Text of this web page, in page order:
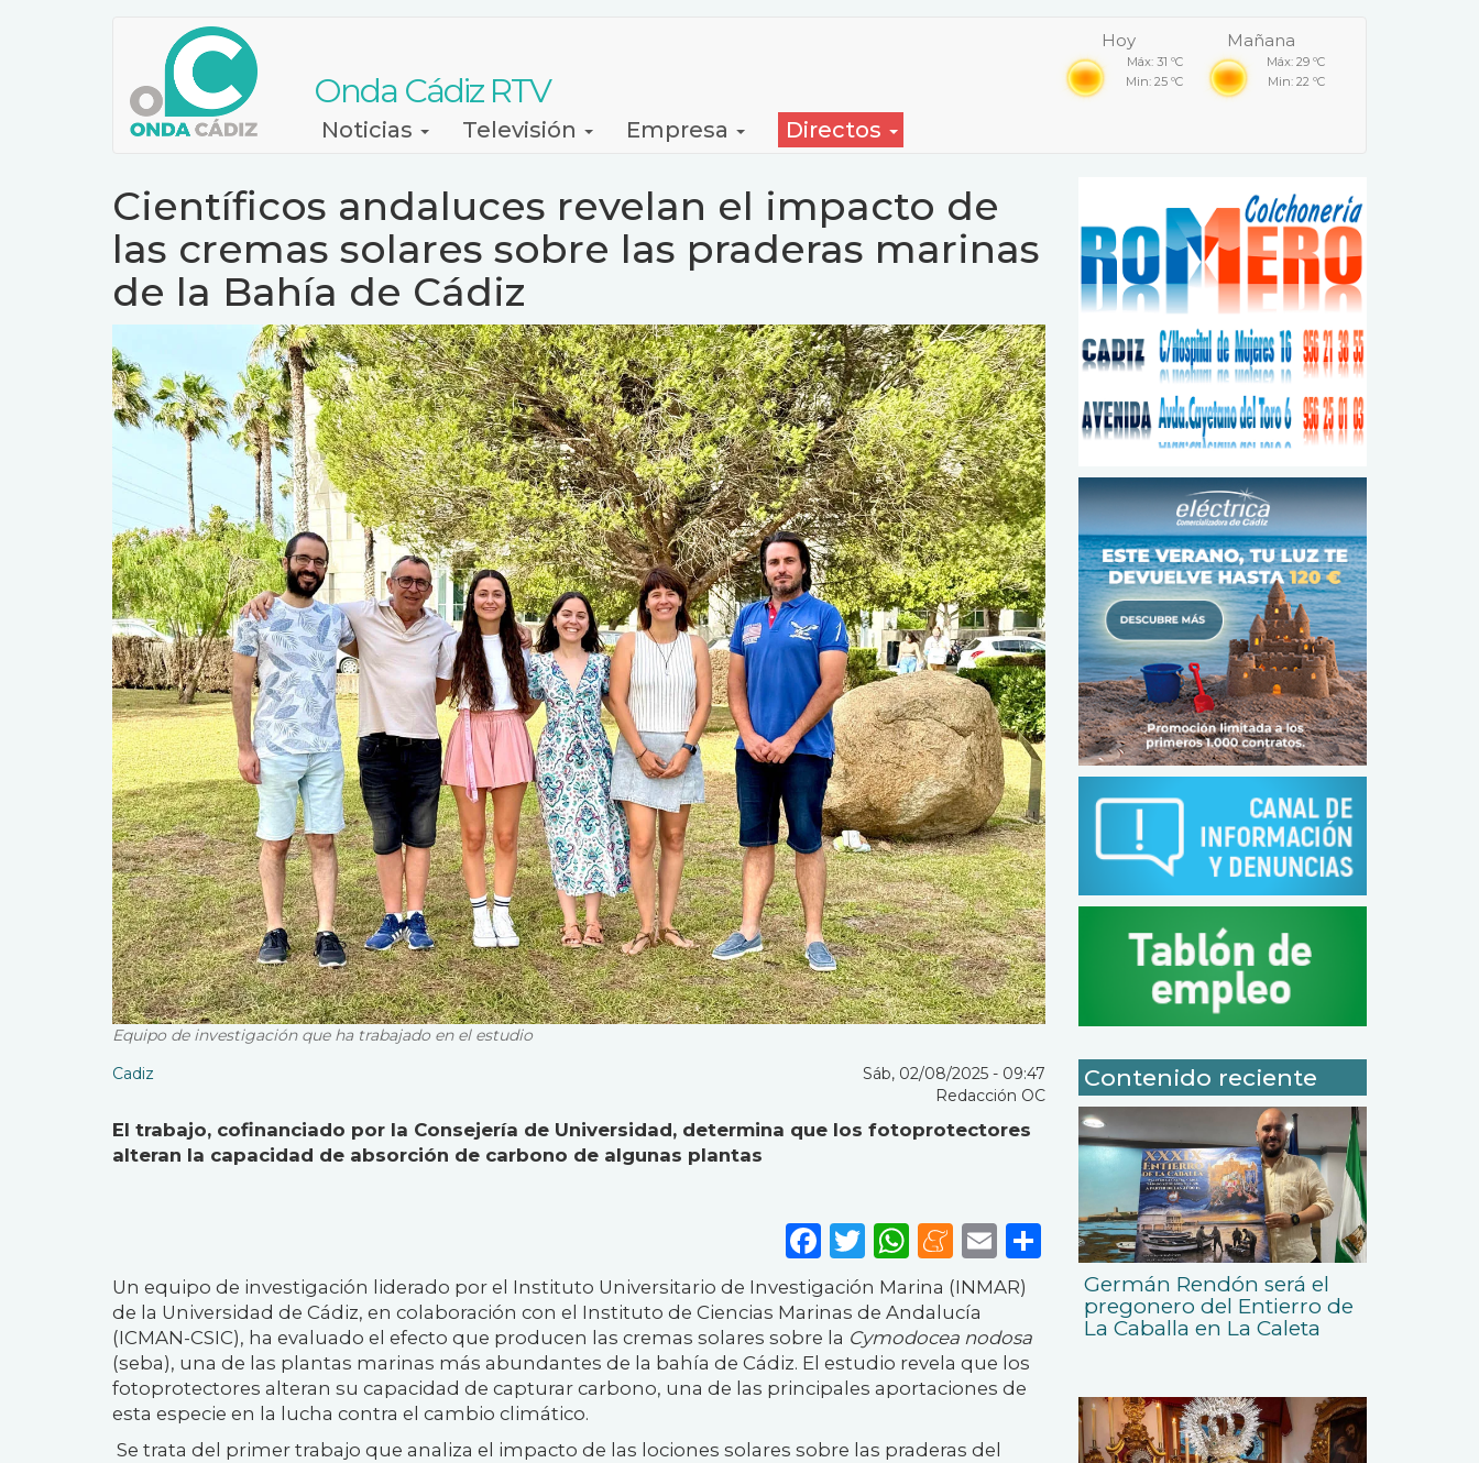
Onda Cádiz RTV
Hoy
Máx: 31 ºC
Min: 25 ºC
Mañana
Máx: 29 ºC
Min: 22 ºC
NavegaciónNoticias Televisión Empresa Directos
Científicos andaluces revelan el impacto de
las cremas solares sobre las praderas marinas
de la Bahía de Cádiz
Equipo de investigación que ha trabajado en el estudio
Cadiz
Sáb, 02/08/2025 - 09:47
Redacción OC
El trabajo, cofinanciado por la Consejería de Universidad, determina que los fotoprotectores
alteran la capacidad de absorción de carbono de algunas plantas
Facebook
Twitter
WhatsApp
Meneame
Email
Share
Un equipo de investigación liderado por el Instituto Universitario de Investigación Marina (INMAR)
de la Universidad de Cádiz, en colaboración con el Instituto de Ciencias Marinas de Andalucía
(ICMAN-CSIC), ha evaluado el efecto que producen las cremas solares sobre la Cymodocea nodosa
(seba), una de las plantas marinas más abundantes de la bahía de Cádiz. El estudio revela que los
fotoprotectores alteran su capacidad de capturar carbono, una de las principales aportaciones de
esta especie en la lucha contra el cambio climático.
Se trata del primer trabajo que analiza el impacto de las lociones solares sobre las praderas del
Contenido reciente
Germán Rendón será el
pregonero del Entierro de
La Caballa en La Caleta